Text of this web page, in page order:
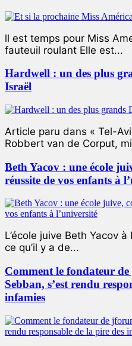
ll est temps pour Miss
fauteuil roulant Elle est...
Hardwell : un des plus
Israël
Article paru dans « Tel-
Robbert van de Corput,
Beth Yacov : une école
réussite de vos enfants à
L’école juive Beth Yacov
ce qu’il y a de...
Comment le fondateur
Sebban, s’est rendu
infamies